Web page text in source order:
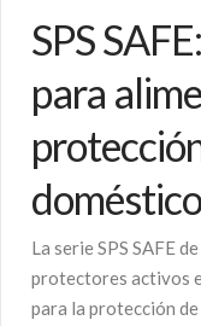
SPS
para
La serie SPS SAFE
protectores activos
para la protección